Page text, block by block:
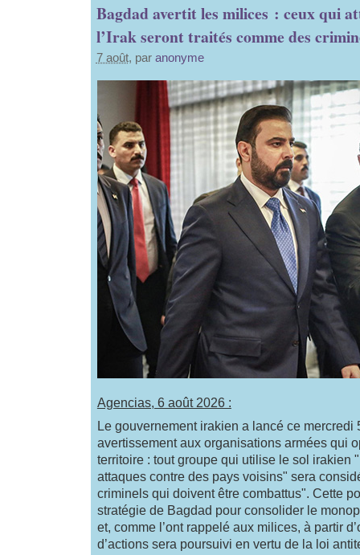
Bagdad avertit les milices : ceux qui
l’Irak seront traités comme des
7 août, par anonyme
Agencias, 6 août 2026 :
Le gouvernement irakien a lancé ce mercredi
avertissement aux organisations armées qui
territoire : tout groupe qui utilise le sol irakien
attaques contre des pays voisins" sera
criminels qui doivent être combattus". Cette
stratégie de Bagdad pour consolider le
et, comme l’ont rappelé aux milices, à partir
d’actions sera poursuivi en vertu de la loi